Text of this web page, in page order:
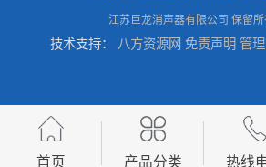
江苏巨龙消声器有限公司 保留所
技术支持： 八方资源网 免责声明 管
首页 产品分类 热线